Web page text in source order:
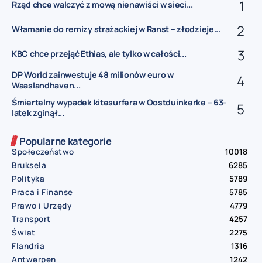
Rząd chce walczyć z mową nienawiści w sieci...
Włamanie do remizy strażackiej w Ranst – złodzieje...
KBC chce przejąć Ethias, ale tylko w całości...
DP World zainwestuje 48 milionów euro w
Waaslandhaven...
Śmiertelny wypadek kitesurfera w Oostduinkerke – 63-
latek zginął...
Popularne kategorie
Społeczeństwo
10018
Bruksela
6285
Polityka
5789
Praca i Finanse
5785
Prawo i Urzędy
4779
Transport
4257
Świat
2275
Flandria
1316
Antwerpen
1242